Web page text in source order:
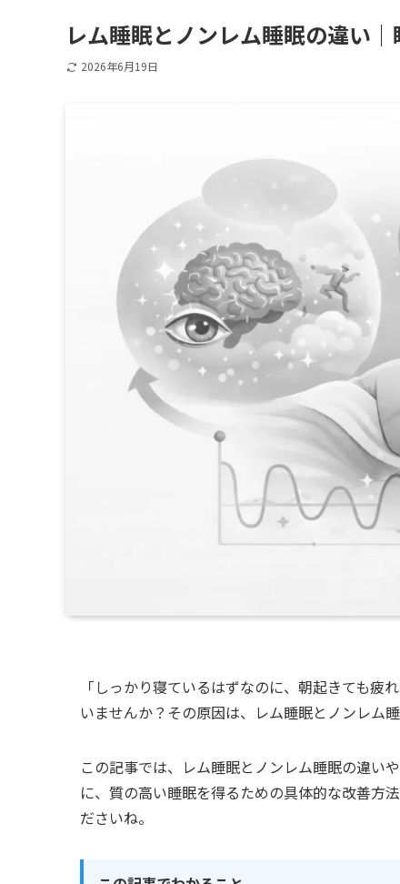
レム睡眠とノンレム睡眠の違い
2026年6月19日
「しっかり寝ているはずなのに、朝起きても
いませんか？その原因は、レム睡眠とノンレム
この記事では、レム睡眠とノンレム睡眠の違い
に、質の高い睡眠を得るための具体的な改善方
ださいね。